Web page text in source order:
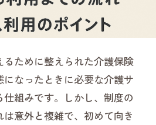
ために整えられた介護保険
なったときに必要な介護サ
組みです。しかし、制度の
は意外と複雑で、初めて向き